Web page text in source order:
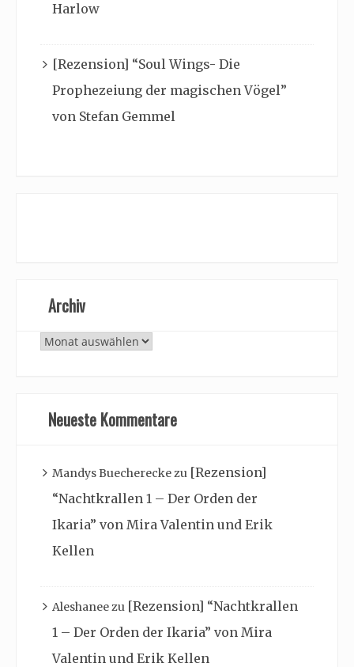
Harlow
[Rezension] “Soul Wings- Die
Prophezeiung der magischen Vögel”
von Stefan Gemmel
Archiv
Archiv
Neueste Kommentare
Mandys Buechereckezu [Rezension]
“Nachtkrallen 1 – Der Orden der
Ikaria” von Mira Valentin und Erik
Kellen
Aleshaneezu [Rezension] “Nachtkrallen
1 – Der Orden der Ikaria” von Mira
Valentin und Erik Kellen